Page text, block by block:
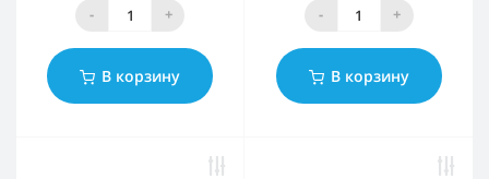
- +
В корзину
- +
В корзину